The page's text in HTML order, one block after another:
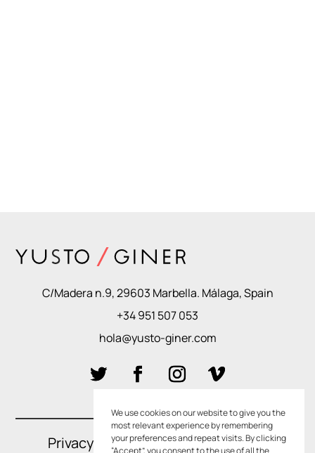
C/Madera n.9, 29603 Marbella. Málaga, Spain
+34 951 507 053
hola@yusto-giner.com
Privacy Policies–Cookie Policies
We use cookies on our website to give you the
most relevant experience by remembering
your preferences and repeat visits. By clicking
“Accept”, you consent to the use of all the